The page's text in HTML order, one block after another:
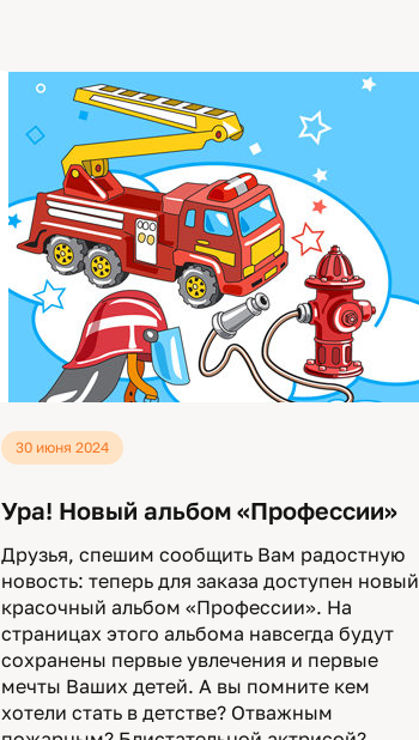
30 июня 2024
Ура! Новый альбом «Профессии»
Друзья, спешим сообщить Вам радостную
новость: теперь для заказа доступен новый
красочный альбом «Профессии». На
страницах этого альбома навсегда будут
сохранены первые увлечения и первые
мечты Ваших детей. А вы помните кем
хотели стать в детстве? Отважным